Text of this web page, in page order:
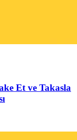
Et ve Takasla